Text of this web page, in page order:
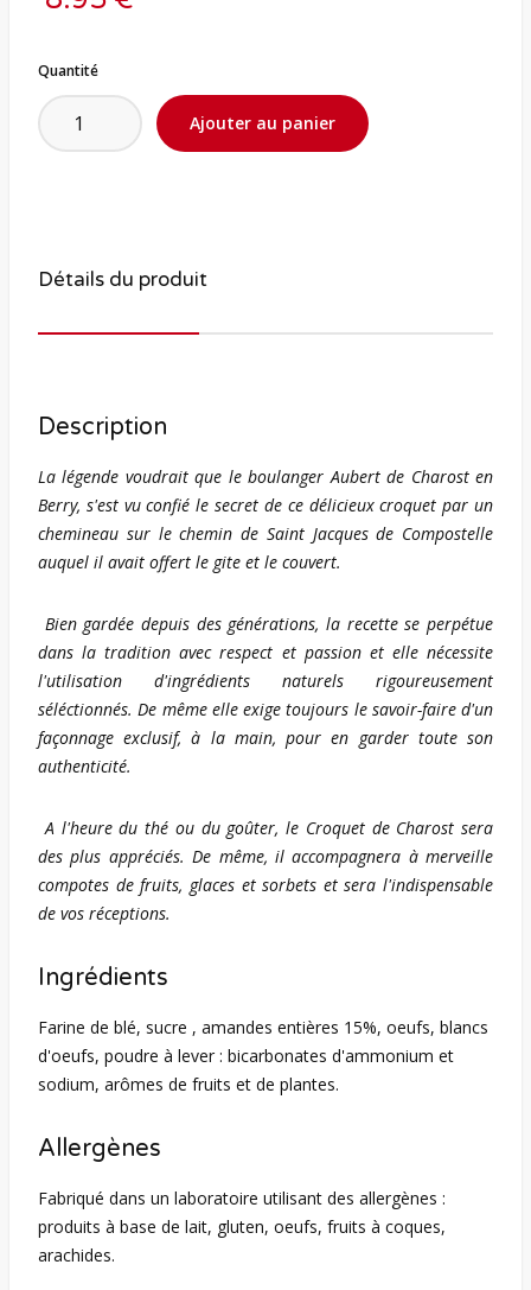
Quantité
Détails du produit
Description
La légende voudrait que le boulanger Aubert de Charost en
Berry, s'est vu confié le secret de ce délicieux croquet par un
chemineau sur le chemin de Saint Jacques de Compostelle
auquel il avait offert le gite et le couvert.
Bien gardée depuis des générations, la recette se perpétue
dans la tradition avec respect et passion et elle nécessite
l'utilisation d'ingrédients naturels rigoureusement
séléctionnés. De même elle exige toujours le savoir-faire d'un
façonnage exclusif, à la main, pour en garder toute son
authenticité.
A l'heure du thé ou du goûter, le Croquet de Charost sera
des plus appréciés. De même, il accompagnera à merveille
compotes de fruits, glaces et sorbets et sera l'indispensable
de vos réceptions.
Ingrédients
Farine de blé, sucre , amandes entières 15%, oeufs, blancs
d'oeufs, poudre à lever : bicarbonates d'ammonium et
sodium, arômes de fruits et de plantes.
Allergènes
Fabriqué dans un laboratoire utilisant des allergènes :
produits à base de lait, gluten, oeufs, fruits à coques,
arachides.